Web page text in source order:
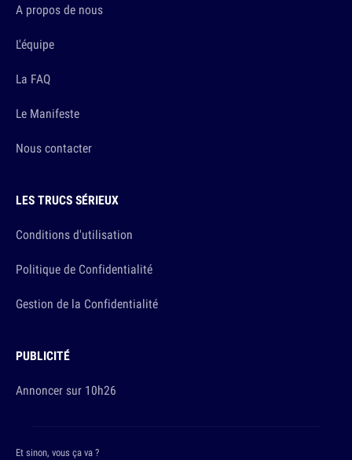
A propos de nous
L'équipe
La FAQ
Le Manifeste
Nous contacter
LES TRUCS SÉRIEUX
Conditions d'utilisation
Politique de Confidentialité
Gestion de la Confidentialité
PUBLICITÉ
Annoncer sur 10h26
Et sinon, vous ça va ?